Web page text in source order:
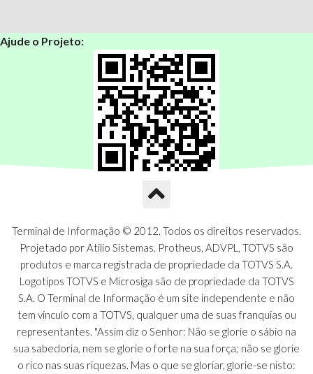
Ajude o Projeto:
Terminal de Informação © 2012. Todos os direitos reservados.
Projetado por Atilio Sistemas. Protheus, ADVPL, TOTVS são
produtos e marca registrada de propriedade da TOTVS S.A.
Logotipos TOTVS e Microsiga são de propriedade da TOTVS
S.A. O Terminal de Informação é um site independente e não
tem vínculo com a TOTVS, qualquer uma de suas franquias ou
representantes. "Assim diz o Senhor: Não se glorie o sábio na
sua sabedoria, nem se glorie o forte na sua força; não se glorie
o rico nas suas riquezas. Mas o que se gloriar, glorie-se nisto: